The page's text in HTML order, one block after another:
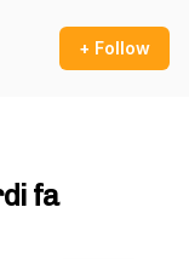
+ Follow
fa